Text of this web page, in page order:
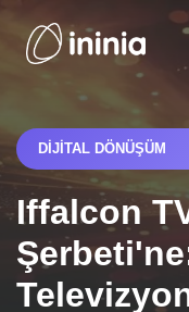
DIJITAL DÖNÜŞÜM
Iffalcon